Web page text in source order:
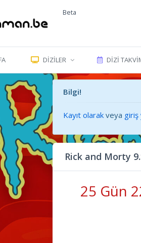
Beta
DIZILER DIZI
Bilgi!
Kayıt olarak veya giriş
Rick and Morty
25 Gün